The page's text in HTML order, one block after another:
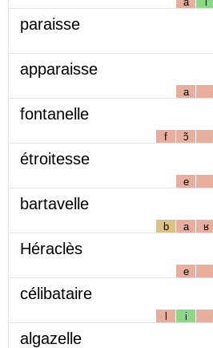
paraisse
apparaisse
a
fontanelle
f ɔ̃
étroitesse
e
bartavelle
b a ʁ
Héraclès
e
célibataire
l i
algazelle